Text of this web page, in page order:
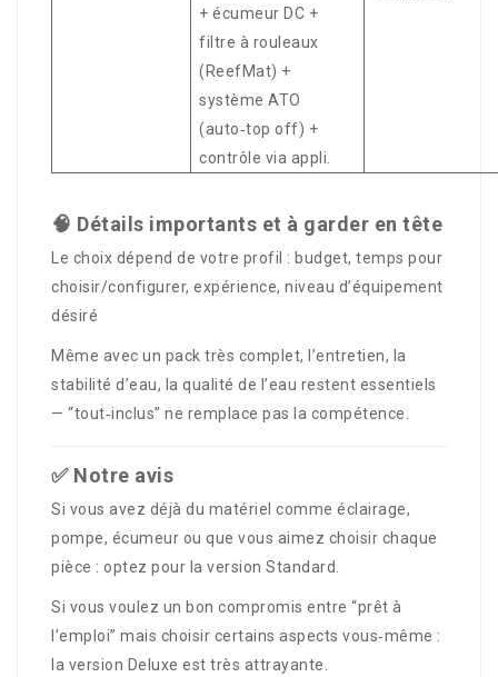
+ écumeur DC +
filtre à rouleaux
(ReefMat) +
système ATO
(auto‑top off) +
contrôle via appli.
🧠 Détails importants et à garder en tête
Le choix dépend de votre profil : budget, temps pour
choisir/configurer, expérience, niveau d’équipement
désiré
Même avec un pack très complet, l’entretien, la
stabilité d’eau, la qualité de l’eau restent essentiels
— “tout‑inclus” ne remplace pas la compétence.
✅ Notre avis
Si vous avez déjà du matériel comme éclairage,
pompe, écumeur ou que vous aimez choisir chaque
pièce : optez pour la version Standard.
Si vous voulez un bon compromis entre “prêt à
l’emploi” mais choisir certains aspects vous‑même :
la version Deluxe est très attrayante.